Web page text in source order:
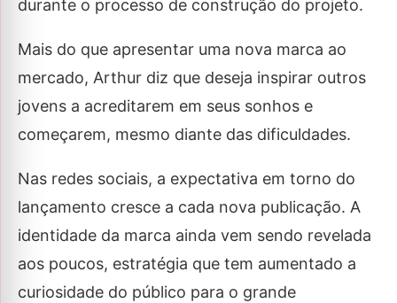
durante o processo de construção do projeto.
Mais do que apresentar uma nova marca ao
mercado, Arthur diz que deseja inspirar outros
jovens a acreditarem em seus sonhos e
começarem, mesmo diante das dificuldades.
Nas redes sociais, a expectativa em torno do
lançamento cresce a cada nova publicação. A
identidade da marca ainda vem sendo revelada
aos poucos, estratégia que tem aumentado a
curiosidade do público para o grande